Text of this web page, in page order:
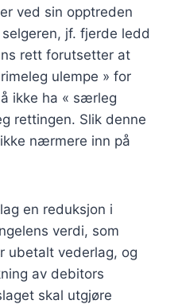
ved sin opptreden
jf. fjerde ledd
rett forutsetter at
ulempe » for
ikke ha « særleg
rettingen. Slik denne
nærmere inn på
en reduksjon i
verdi, som
ubetalt vederlag, og
av debitors
skal utgjøre